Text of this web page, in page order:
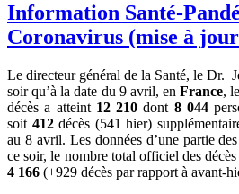
Information Santé-
Coronavirus (mise à
Le directeur général de la Santé, le Dr.
soir qu’à la date du 9 avril, enFrance,
décès a atteint 12 210dont 8 044
soit 412 décès (541 hier)
au 8 avril. Les données d’une partie
ce soir, le nombre total officiel des
4 166 (+929 décès par rapport à avant-